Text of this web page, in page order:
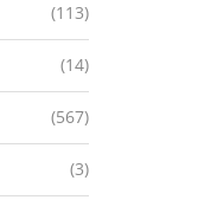
(113)
(14)
(567)
(3)